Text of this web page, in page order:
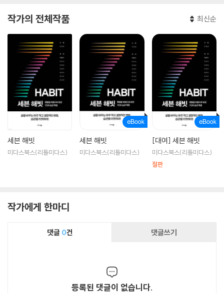
작가의 전체작품 최신순
세븐 해빗
미다스북스(리틀미다스)
세븐 해빗
미다스북스(리틀미다스)
[대여] 세븐 해빗
미다스북스(리틀미다스)
절판
작가에게 한마디
댓글 0건 댓글쓰기
등록된 댓글이 없습니다.